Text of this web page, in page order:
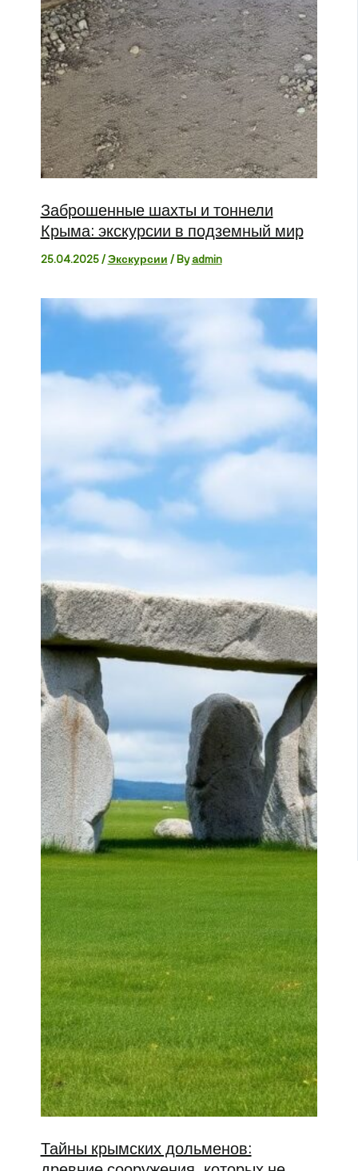
Заброшенные шахты и тоннели
Крыма: экскурсии в подземный мир
25.04.2025/Экскурсии / Byadmin
Тайны крымских дольменов: